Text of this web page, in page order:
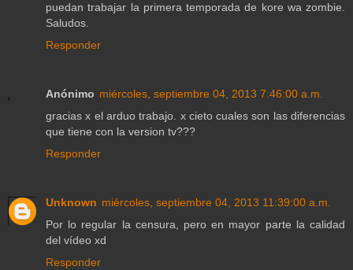
puedan trabajar la primera temporada de kore wa zombie.
Saludos.
Responder
Anónimo miércoles, septiembre 04, 2013 7:46:00 a.m.
gracias x el arduo trabajo. x cieto cuales son las diferencias
que tiene con la version tv???
Responder
Unknown miércoles, septiembre 04, 2013 11:39:00 a.m.
Por lo regular la censura, pero en mayor parte la calidad
del vídeo xd
Responder